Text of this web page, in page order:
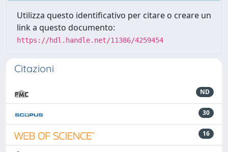
Utilizza questo identificativo per citare o creare un
link a questo documento:
https://hdl.handle.net/11386/4259454
Citazioni
ND
30
16